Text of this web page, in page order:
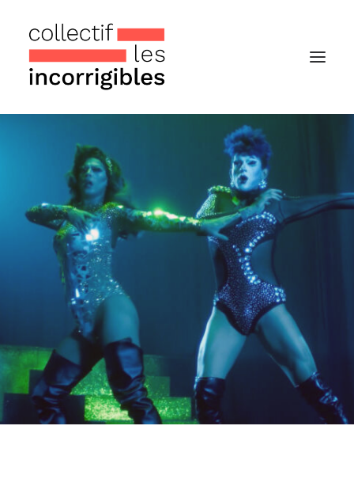
Le collectif
Nos actualités
Notre « Incolettre » mensuelle
Recherche